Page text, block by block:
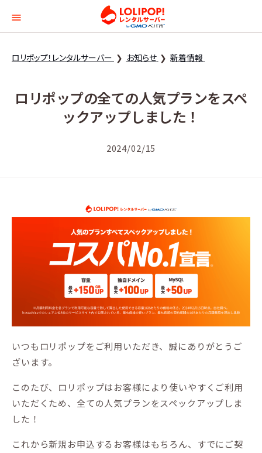
ロリポップ！レンタル
ロリポップ！レンタルサーバー お知らせ 新着情報
ロリポップの全ての人気プランをスペ
ックアップしました！
2024/02/15
いつもロリポップをご利用いただき、誠にありがとうご
ざいます。
このたび、ロリポップはお客様により使いやすくご利用
いただくため、全ての人気プランをスペックアップしま
した！
これから新規お申込するお客様はもちろん、すでにご契